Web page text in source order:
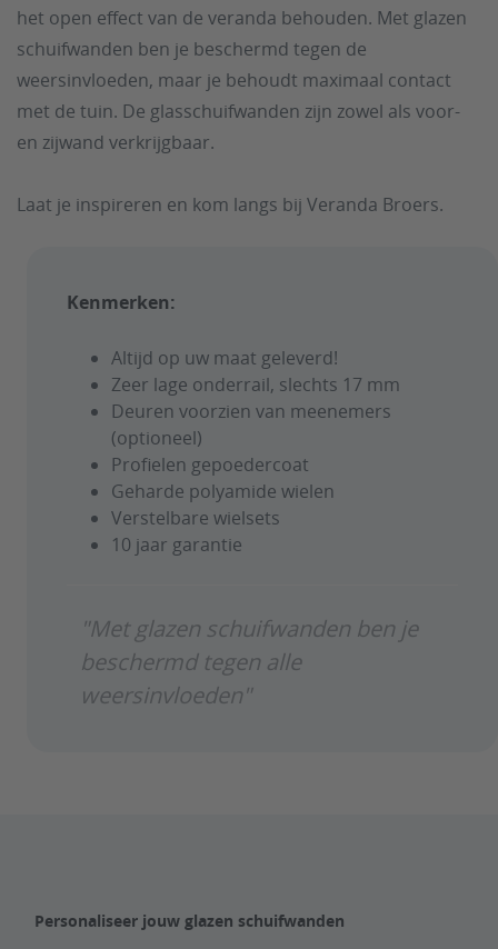
het open effect van de veranda behouden. Met glazen
schuifwanden ben je beschermd tegen de
weersinvloeden, maar je behoudt maximaal contact
met de tuin. De glasschuifwanden zijn zowel als voor-
en zijwand verkrijgbaar.
Laat je inspireren en kom langs bij Veranda Broers.
Kenmerken:
Altijd op uw maat geleverd!
Zeer lage onderrail, slechts 17 mm
Deuren voorzien van meenemers
(optioneel)
Profielen gepoedercoat
Geharde polyamide wielen
Verstelbare wielsets
10 jaar garantie
"Met glazen schuifwanden ben je
beschermd tegen alle
weersinvloeden"
Personaliseer jouw glazen schuifwanden